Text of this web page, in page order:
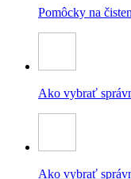
Pomôcky na
Ako vybrať
Ako vybrať